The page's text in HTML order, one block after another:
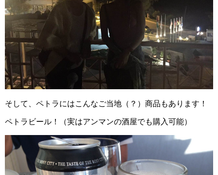
そして、ペトラにはこんなご当地（？）商品もあります！
ペトラビール！（実はアンマンの酒屋でも購入可能）